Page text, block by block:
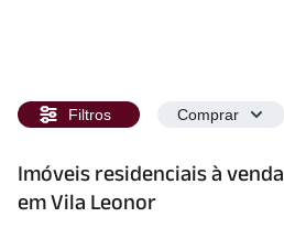
Filtros Comprar
Imóveis residenciais à venda
em Vila Leonor